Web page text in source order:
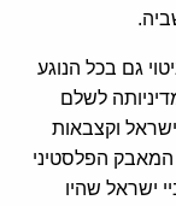
גם בכל הנוגע
לשלם
וקצבאות
הפלסטיני
ישראל שהיו